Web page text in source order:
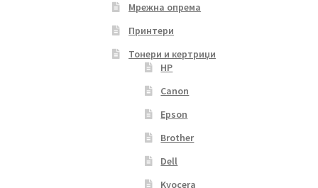
Мрежна опрема
Принтери
Тонери и кертриџи
HP
Canon
Epson
Brother
Dell
Kyocera